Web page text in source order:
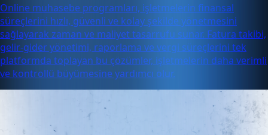
Online muhasebe programları, işletmelerin finansal
süreçlerini hızlı, güvenli ve kolay şekilde yönetmesini
sağlayarak zaman ve maliyet tasarrufu sunar. Fatura takibi,
gelir-gider yönetimi, raporlama ve vergi süreçlerini tek
platformda toplayan bu çözümler, işletmelerin daha verimli
ve kontrollü büyümesine yardımcı olur.